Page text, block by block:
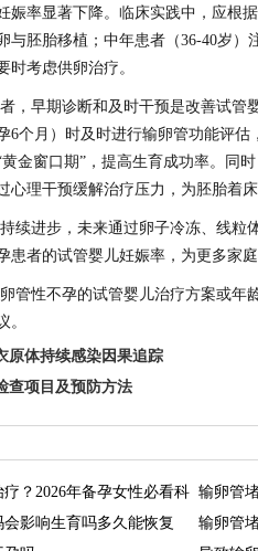
娠率显著下降。临床实践中，应根
与胚胎移植；中年患者（36-40岁）
时考虑供卵治疗。
，早期诊断和及时干预是改善试管
6个月）时及时进行输卵管功能评
金窗口期”，提高生育成功率。同
心理干预缓解治疗压力，为胚胎着
续进步，未来通过卵子冷冻、线粒
患者的试管婴儿妊娠率，为更多家
管性不孕的试管婴儿治疗方案或年
。
原体持续感染因果追踪
查项目及预防方法
？2026年备孕女性必看科 输卵管
用详解
影响生育吗多久能恢复
输卵管